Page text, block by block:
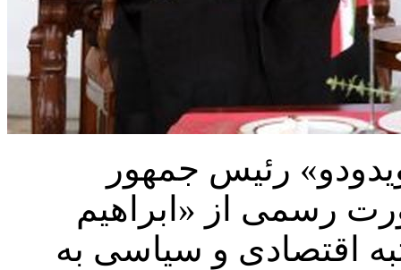
رئیس جمهور
رسمی از «ابراهیم
اقتصادی و سیاسی به